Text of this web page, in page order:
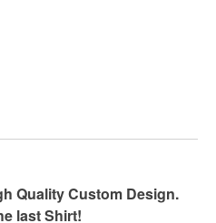
Quality Custom Design.
last Shirt!